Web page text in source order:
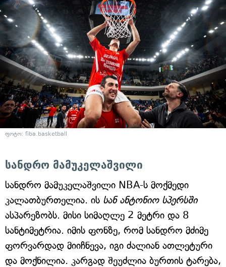
ფოტო: fiba.basketball
სანდრო მამუკელაშვილი
სანდრო მამუკელაშვილი NBA-ს მოქმედი
კალათბურთელია. ის სან ანტონიო სპერსში
ასპარეზობს. მისი სიმაღლე 2 მეტრი და 8
სანტიმეტრია. იმის ფონზე, რომ სანდრო მძიმე
ფორვარდად მიიჩნევა, იგი ძალიან ათლეტური
და მოქნილია. კარგად შეუძლია ბურთის ტარება,